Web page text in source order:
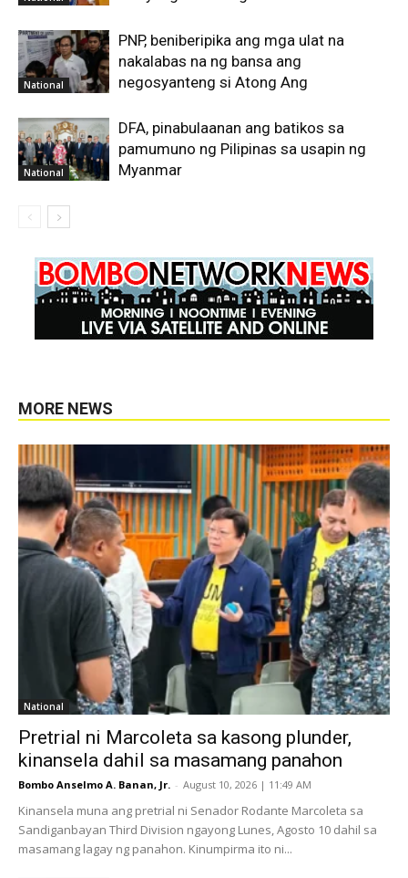
National
PNP, beniberipika ang mga ulat na
nakalabas na ng bansa ang
negosyanteng si Atong Ang
National
DFA, pinabulaanan ang batikos sa
pamumuno ng Pilipinas sa usapin ng
Myanmar
MORE NEWS
National
Pretrial ni Marcoleta sa kasong plunder,
kinansela dahil sa masamang panahon
Bombo Anselmo A. Banan, Jr. - August 10, 2026 | 11:49 AM
Kinansela muna ang pretrial ni Senador Rodante Marcoleta sa
Sandiganbayan Third Division ngayong Lunes, Agosto 10 dahil sa
masamang lagay ng panahon. Kinumpirma ito ni...